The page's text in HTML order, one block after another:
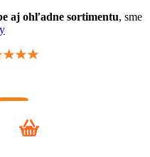
aj ohľadne sortimentu, sme